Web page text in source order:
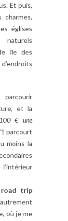
Et puis,
charmes,
églises
naturels
île des
et la
€ une
parcourt
moins la
road trip
où je me